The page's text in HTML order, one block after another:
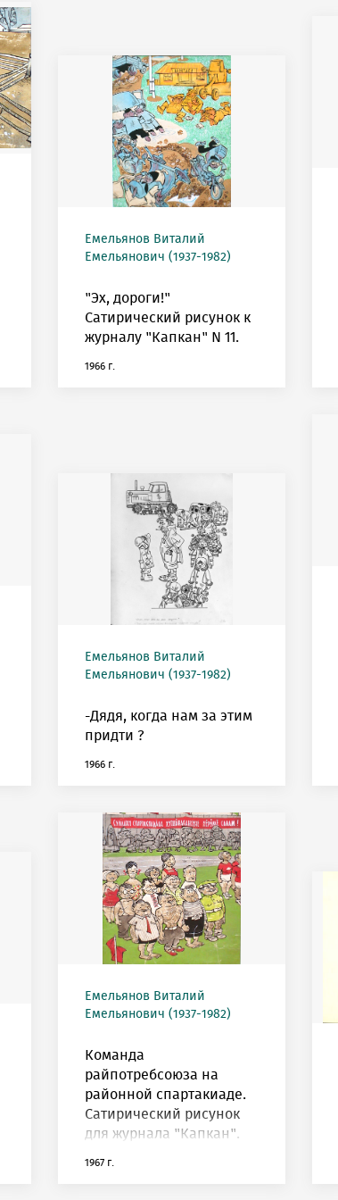
Емельянов Виталий
Емельянович (1937-1982)
"Эх, дороги!"
Сатирический рисунок к
журналу "Капкан" N 11.
1966 г.
Емельянов Виталий
Емельянович (1937-1982)
-Дядя, когда нам за этим
придти ?
1966 г.
Емельянов Виталий
Емельянович (1937-1982)
Команда
райпотребсоюза на
районной спартакиаде.
Сатирический рисунок
для журнала "Капкан".
1967 г.